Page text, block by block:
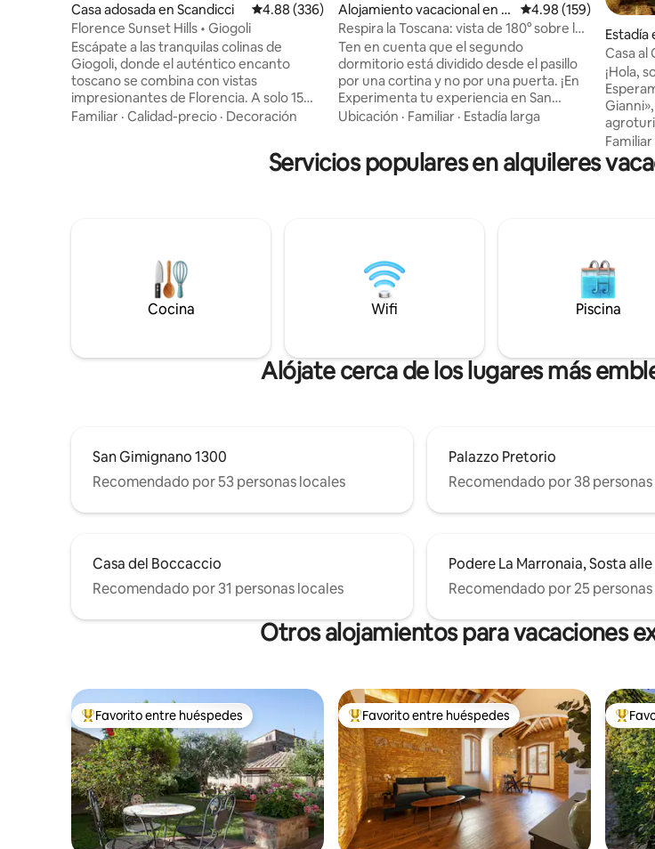
Casa adosada en Scandicci Calificación promedio: 4.88 de 5, 336 reseñas
4.88 (336)
Florence Sunset Hills • Giogoli
Escápate a las tranquilas colinas de
Giogoli, donde el auténtico encanto
toscano se combina con vistas
impresionantes de Florencia. A solo 15
minutos del centro de la ciudad y de la
es el punto de partida perfecto para
explorar la Toscana mientras disfrutas de
ideal para cualquiera que busque
comodidad, tranquilidad y una
experiencia genuinamente toscana
Familiar · Calidad-precio · Decoración
Alojamiento vacacional en S
an Gimignano
Calificación
4.98 (159)
Respira la Toscana: vista de 180° sobre las
colinas
Ten en cuenta que el segundo
dormitorio está dividido desde el pasillo
por una cortina y no por una puerta. ¡En
Experimenta tu experiencia en San
Gimignano con una espléndida vista de
San Gimignano, experimenta la ciudad
con una entrada independiente, un
grande. impuesto municipal para agregar
al precio, 2,5 € por persona y noche.
Ubicación · Familiar · Estadía larga
Estadía
no
Casa al
¡Hola,
Siena. Aquí, la vida se ralentiza: solo el
aroma
No son
poder
Familiar
Servicios populares en alquileres
Cocina Wifi Piscina
Alójate cerca de los lugares más
San Gimignano 1300
Recomendado por 53 personas locales
Palazzo Pretorio
Recomendado por 38
Casa del Boccaccio
Recomendado por 31 personas locales
Podere La Marronaia, Sosta
Recomendado por 25
Otros alojamientos para vacaciones
Favorito entre huéspedes preferido
Favorito entre huéspedes Favorito entre huéspedes preferido
Favorito entre huéspedes